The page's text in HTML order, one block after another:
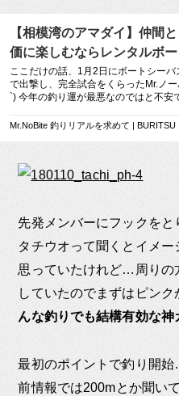
【相模湾のアマダイ】仲間
価に楽しむならレンタルボ
メ！ – Mr.NoBite 釣りリア
BURITSU
ここだけの話、1月2日にボートシーバ
で出撃し、完全試合をくらったMr.ノー
`) 今年の釣り運が最悪なのではと不安
https://blog.buritsu.com/gocho/
Mr.NoBite 釣りリアルを求めて | BURITSU
先発メンバーにフックをと
タチウオって聞くとイメ
思っていたけれど…周りの
していたのでまずはピンク
んな釣りでも結構有効な
最初のポイントで釣り開
前情報では200mとか聞い